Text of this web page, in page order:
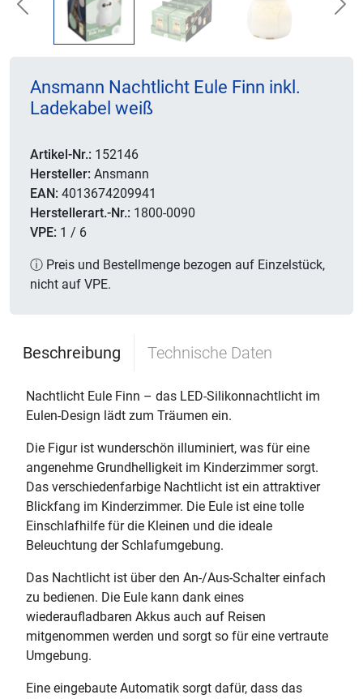
Previous
Ansmann Nachtlicht Eule Finn inkl.
Ladekabel weiß
Artikel-Nr.: 152146
Hersteller: Ansmann
EAN: 4013674209941
Herstellerart.-Nr.: 1800-0090
VPE: 1 / 6
ⓘ Preis und Bestellmenge bezogen auf Einzelstück,
nicht auf VPE.
Beschreibung Technische Daten
Nachtlicht Eule Finn – das LED-Silikonnachtlicht im
Eulen-Design lädt zum Träumen ein.
Die Figur ist wunderschön illuminiert, was für eine
angenehme Grundhelligkeit im Kinderzimmer sorgt.
Das verschiedenfarbige Nachtlicht ist ein attraktiver
Blickfang im Kinderzimmer. Die Eule ist eine tolle
Einschlafhilfe für die Kleinen und die ideale
Beleuchtung der Schlafumgebung.
Das Nachtlicht ist über den An-/Aus-Schalter einfach
zu bedienen. Die Eule kann dank eines
wiederaufladbaren Akkus auch auf Reisen
mitgenommen werden und sorgt so für eine vertraute
Umgebung.
Eine eingebaute Automatik sorgt dafür, dass das